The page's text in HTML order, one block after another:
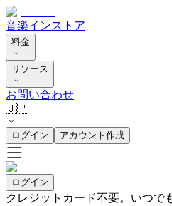
音楽インストア
料金
リソース
お問い合わせ
🇯🇵
ログイン アカウント作成
ログイン
クレジットカード不要。いつで